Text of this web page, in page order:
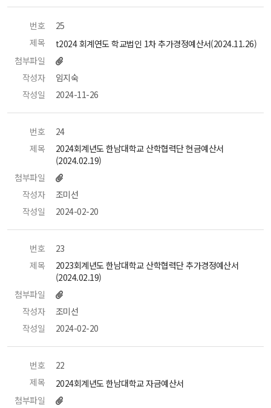
번호
25
제목
t2024 회계연도 학교법인 1차 추가경정예산서(2024.11.26)
첨부파일
작성자
임지숙
작성일
2024-11-26
번호
24
제목
2024회계년도 한남대학교 산학협력단 현금예산서
(2024.02.19)
첨부파일
작성자
조미선
작성일
2024-02-20
번호
23
제목
2023회계년도 한남대학교 산학협력단 추가경정예산서
(2024.02.19)
첨부파일
작성자
조미선
작성일
2024-02-20
번호
22
제목
2024회계년도 한남대학교 자금예산서
첨부파일